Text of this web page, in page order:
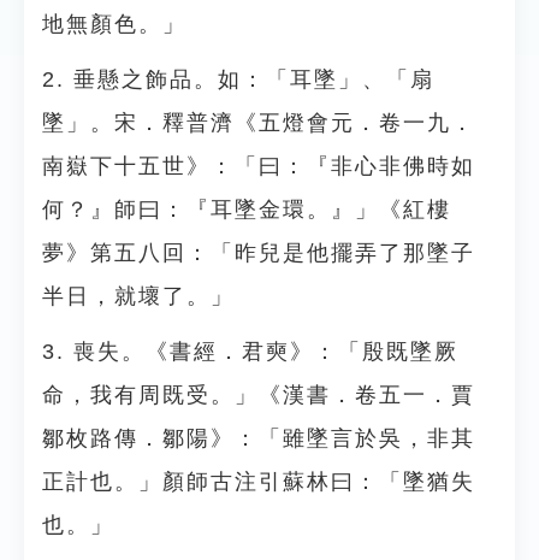
地無顏色。」
2. 垂懸之飾品。如：「耳墜」、「扇
墜」。宋．釋普濟《五燈會元．卷一九．
南嶽下十五世》：「曰：『非心非佛時如
何？』師曰：『耳墜金環。』」《紅樓
夢》第五八回：「昨兒是他擺弄了那墜子
半日，就壞了。」
3. 喪失。《書經．君奭》：「殷既墜厥
命，我有周既受。」《漢書．卷五一．賈
鄒枚路傳．鄒陽》：「雖墜言於吳，非其
正計也。」顏師古注引蘇林曰：「墜猶失
也。」